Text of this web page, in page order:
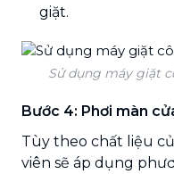
giặt.
Sử dụng máy giặt
Bước 4: Phơi màn
Tùy theo chất liệu
viên sẽ áp dụng